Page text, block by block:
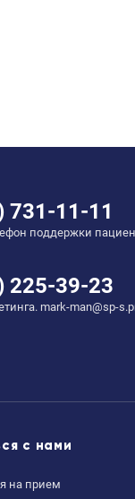
731-11-11
поддержки
225-39-23
mark-man@sp-
с нами
на прием